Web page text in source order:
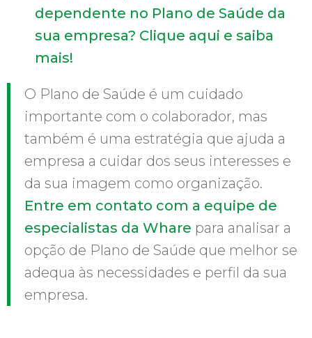
dependente no Plano de Saúde da
sua empresa? Clique aqui e saiba
mais!
O Plano de Saúde é um cuidado
importante com o colaborador, mas
também é uma estratégia que ajuda a
empresa a cuidar dos seus interesses e
da sua imagem como organização.
Entre em contato com a equipe de
especialistas da Whare para analisar a
opção de Plano de Saúde que melhor se
adequa às necessidades e perfil da sua
empresa.